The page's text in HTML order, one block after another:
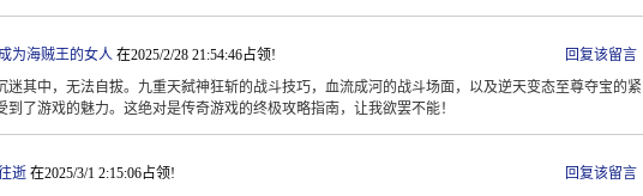
回复该留言
为海贼王的女人 在2025/2/28 21:54:46占领!
迷其中，无法自拔。九重天弑神狂斩的战斗技巧，血流成河的战斗场面，以及逆天变态至尊夺宝的紧
到了游戏的魅力。这绝对是传奇游戏的终极攻略指南，让我欲罢不能！
回复该留言
逝 在2025/3/1 2:15:06占领!